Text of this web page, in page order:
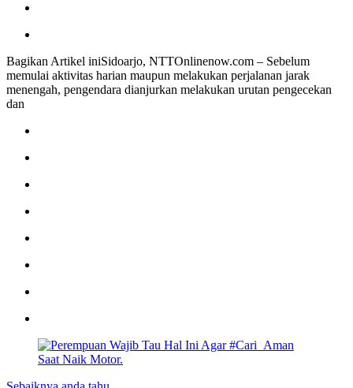
Bagikan Artikel iniSidoarjo, NTTOnlinenow.com – Sebelum
memulai aktivitas harian maupun melakukan perjalanan jarak
menengah, pengendara dianjurkan melakukan urutan pengecekan
dan